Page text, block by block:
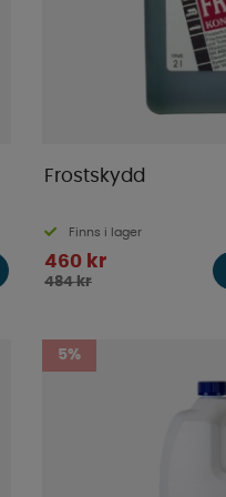
Frostskydd
Finns i lager
460 kr
484 kr
5%